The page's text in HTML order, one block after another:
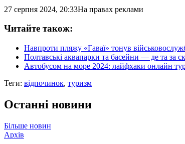
27 серпня 2024, 20:33На правах реклами
Читайте також:
Навпроти пляжу «Гаваї» тонув
Полтавські аквапарки та басейни — де та за
Автобусом на море 2024: лайфхаки онлайн
Теги: відпочинок, туризм
Останні новини
Більше новин
Архів